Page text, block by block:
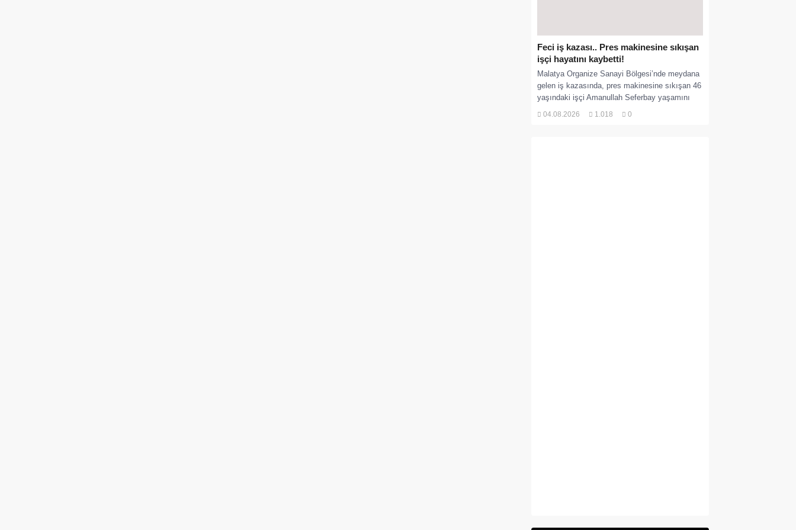
Feci iş kazası.. Pres makinesine sıkışan
işçi hayatını kaybetti!
Malatya Organize Sanayi Bölgesi’nde meydana
gelen iş kazasında, pres makinesine sıkışan 46
yaşındaki işçi Amanullah Seferbay yaşamını
04.08.2026 1.018 0